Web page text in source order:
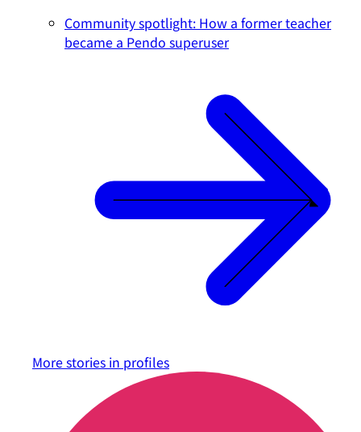
Community spotlight: How a former teacher
became a Pendo superuser
More stories in profiles